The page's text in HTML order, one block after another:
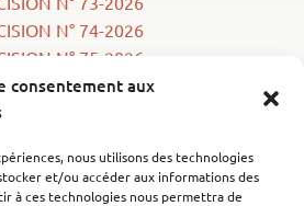
consentement aux
nous utilisons des technologies
et/ou accéder aux informations des
à ces technologies nous permettra de
N° 74-2026
N° 75-2026
N° 76-2026
N° 77-2026